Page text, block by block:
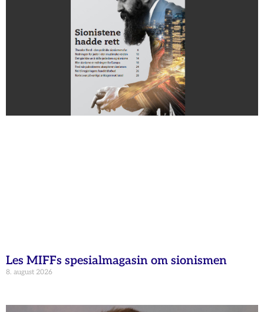
Les MIFFs spesialmagasin om sionismen
8. august 2026